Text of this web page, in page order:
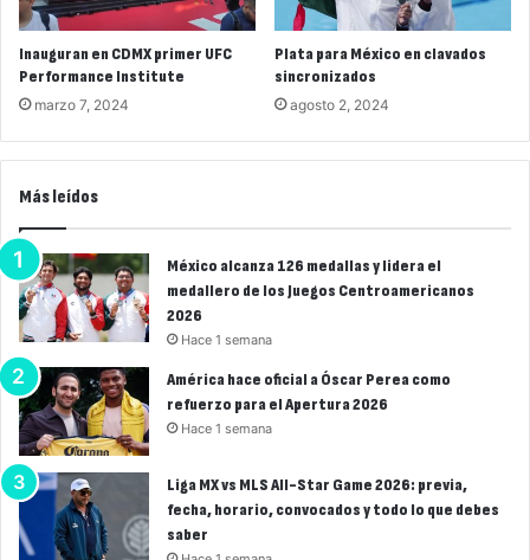
Inauguran en CDMX primer UFC
Performance Institute
marzo 7, 2024
Plata para México en clavados
sincronizados
agosto 2, 2024
Más leídos
México alcanza 126 medallas y lidera el
medallero de los Juegos Centroamericanos
2026
Hace 1 semana
América hace oficial a Óscar Perea como
refuerzo para el Apertura 2026
Hace 1 semana
Liga MX vs MLS All-Star Game 2026: previa,
fecha, horario, convocados y todo lo que debes
saber